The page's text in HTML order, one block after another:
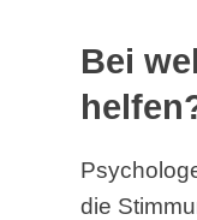
Bei
die